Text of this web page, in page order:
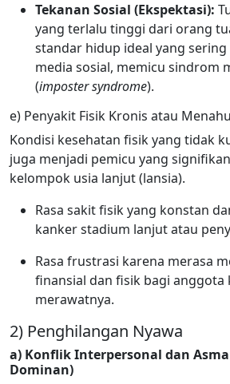
Tekanan Sosial (Ekspektasi):
yang terlalu tinggi dari orang
standar hidup ideal yang
media sosial, memicu sindrom
(imposter syndrome).
e) Penyakit Fisik Kronis atau
Kondisi kesehatan fisik yang tidak
juga menjadi pemicu yang
kelompok usia lanjut (lansia).
Rasa sakit fisik yang konstan
kanker stadium lanjut atau
Rasa frustrasi karena merasa
finansial dan fisik bagi anggota
merawatnya.
2) Penghilangan Nyawa
a) Konflik Interpersonal dan
Dominan)